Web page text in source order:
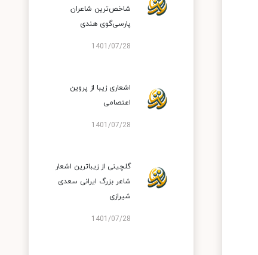
شاخص‌ترین شاعران
پارسی‌گوی هندی
1401/07/28
اشعاری زیبا از پروین
اعتصامی
1401/07/28
گلچینی از زیباترین اشعار
شاعر بزرگ ایرانی سعدی
شیرازی
1401/07/28